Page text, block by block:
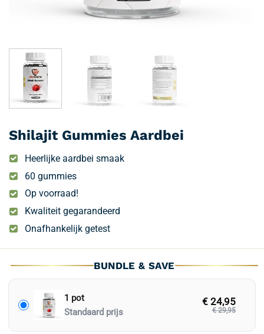
Shilajit Gummies Aardbei
Heerlijke aardbei smaak
60 gummies
Op voorraad!
Kwaliteit gegarandeerd
Onafhankelijk getest
BUNDLE & SAVE
1 pot
Standaard prijs
€ 29,95
€ 24,95